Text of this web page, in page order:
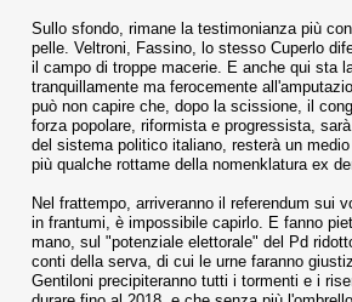
Sullo sfondo, rimane la testimonianza più
pelle. Veltroni, Fassino, lo stesso Cuperlo
il campo di troppe macerie. E anche qui sta
tranquillamente ma ferocemente
può non capire che, dopo la scissione, il
forza popolare, riformista e progressista,
del sistema politico italiano, resterà un
più qualche rottame della nomenklatura ex
Nel frattempo, arriveranno il referendum sui
in frantumi, è impossibile capirlo. E fanno
mano, sul "potenziale elettorale" del Pd
conti della serva, di cui le urne faranno
Gentiloni precipiteranno tutti i tormenti e i